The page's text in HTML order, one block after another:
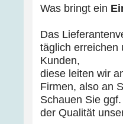
Was bringt ein
Das
täglich erreichen
Kunden,
diese leiten wir
Firmen, also an
Schauen Sie
der Qualität